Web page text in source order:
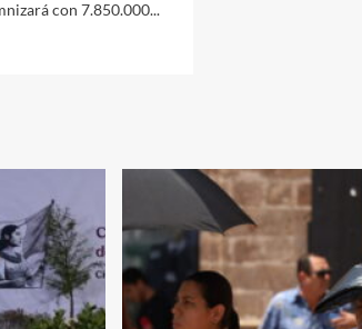
con 7.850.000...